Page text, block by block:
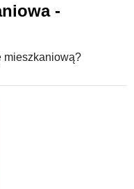
-
mieszkaniową?